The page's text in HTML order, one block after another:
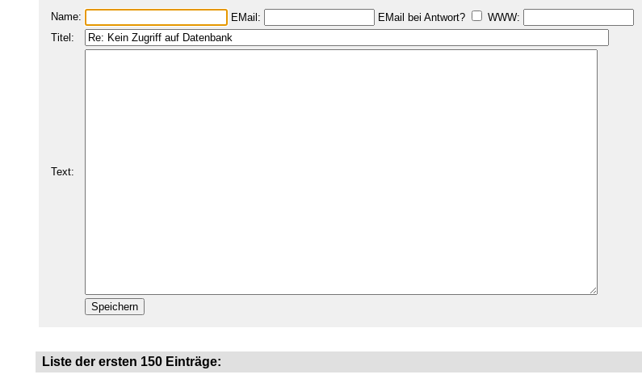
Name: EMail: EMail bei Antwort?
WWW:
Titel:
Text:
Liste der ersten 150 Einträge: